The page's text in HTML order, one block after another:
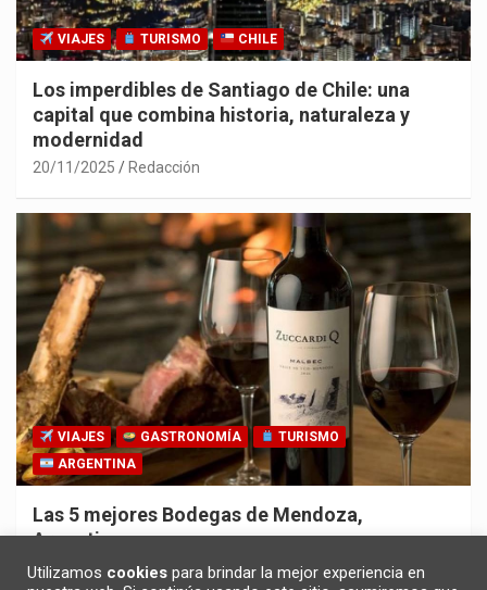
VIAJES TURISMO CHILE
Los imperdibles de Santiago de Chile: una
capital que combina historia, naturaleza y
modernidad
20/11/2025 Redacción
VIAJES GASTRONOMÍA
TURISMO
ARGENTINA
Las 5 mejores Bodegas de Mendoza,
Argentina
30/10/2025 Redacción
Utilizamos cookies para brindar la mejor experiencia en